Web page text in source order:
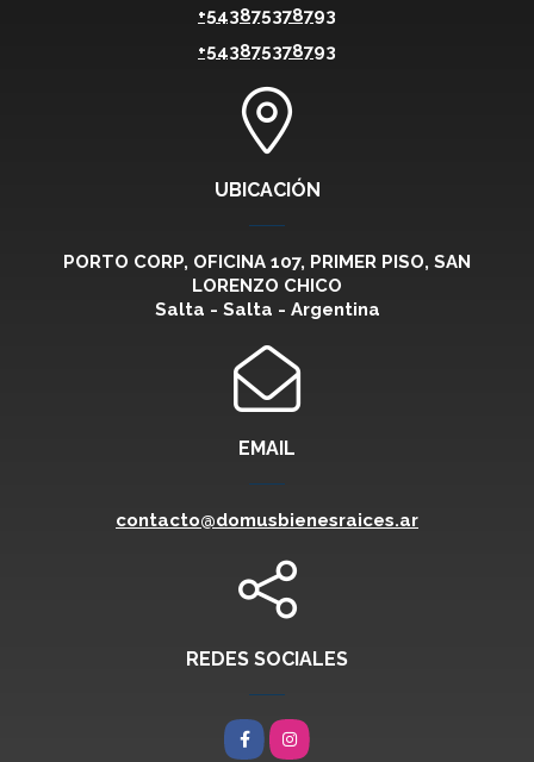
+543875378793
+543875378793
UBICACIÓN
PORTO CORP, OFICINA 107, PRIMER PISO, SAN
LORENZO CHICO
Salta - Salta - Argentina
EMAIL
contacto@domusbienesraices.ar
REDES SOCIALES
FacebookInstagram